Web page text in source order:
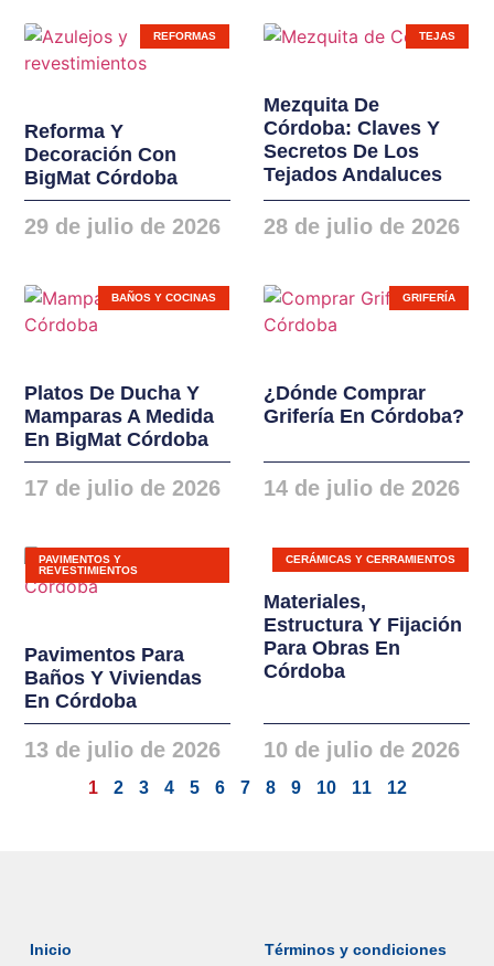
Ampliamos líneas de
productos en nuestras
instalaciones. Nuevas
gamas de ventanas,
balconeras, cierres y
ALUMINIO
REFORMAS
Reforma Y
Decoración Con
BigMat Córdoba
29 de julio de 2026
TEJAS
Mezquita De
Córdoba: Claves Y
Secretos De Los
Tejados Andaluces
28 de julio de 2026
BAÑOS Y COCINAS
Platos De Ducha Y
Mamparas A Medida
En BigMat Córdoba
17 de julio de 2026
GRIFERÍA
¿Dónde Comprar
Grifería En Córdoba?
14 de julio de 2026
PAVIMENTOS Y
REVESTIMIENTOS
Pavimentos Para
Baños Y Viviendas
En Córdoba
13 de julio de 2026
CERÁMICAS Y CERRAMIENTOS
Materiales,
Estructura Y Fijación
Para Obras En
Córdoba
10 de julio de 2026
1 2 3 4 5 6 7 8 9 10 11 12
Inicio
Términos y condiciones